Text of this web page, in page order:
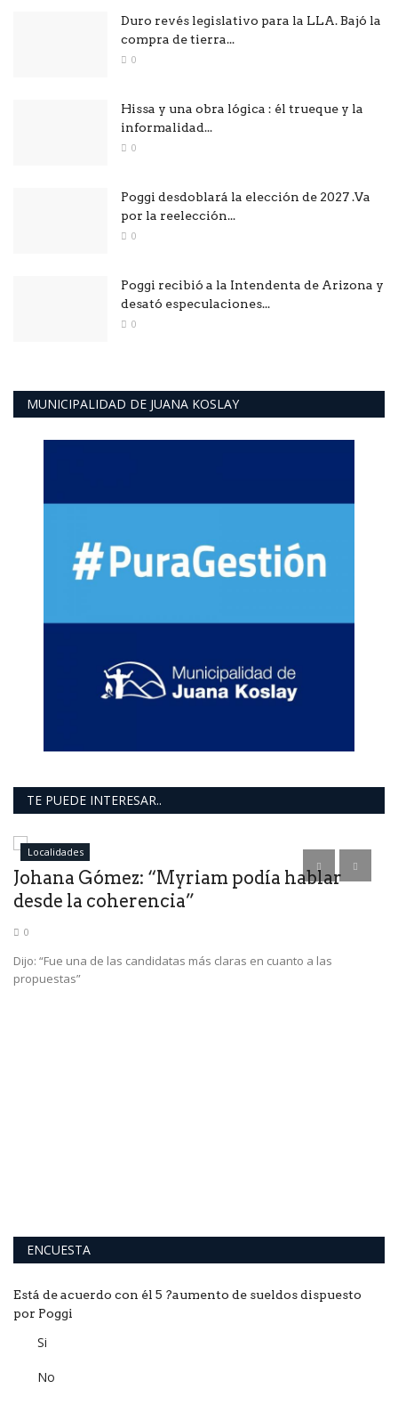
Duro revés legislativo para la LLA. Bajó la
compra de tierra...
0
Hissa y una obra lógica : él trueque y la
informalidad...
0
Poggi desdoblará la elección de 2027 .Va
por la reelección...
0
Poggi recibió a la Intendenta de Arizona y
desató especulaciones...
0
MUNICIPALIDAD DE JUANA KOSLAY
TE PUEDE INTERESAR..
Localidades
Johana Gómez: “Myriam podía hablar
desde la coherencia”
0
Dijo: “Fue una de las candidatas más claras en cuanto a las
propuestas”
ENCUESTA
Está de acuerdo con él 5 ?aumento de sueldos dispuesto
por Poggi
Si
No